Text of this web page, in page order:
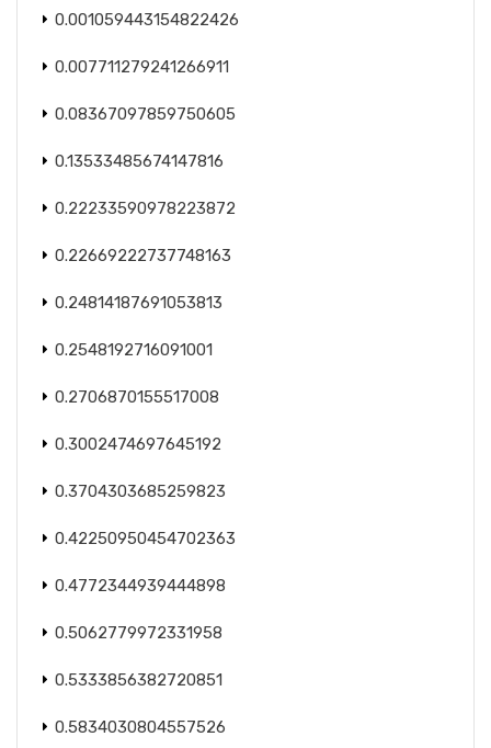
0.001059443154822426
0.007711279241266911
0.08367097859750605
0.13533485674147816
0.22233590978223872
0.22669222737748163
0.24814187691053813
0.2548192716091001
0.2706870155517008
0.3002474697645192
0.3704303685259823
0.42250950454702363
0.4772344939444898
0.5062779972331958
0.5333856382720851
0.5834030804557526